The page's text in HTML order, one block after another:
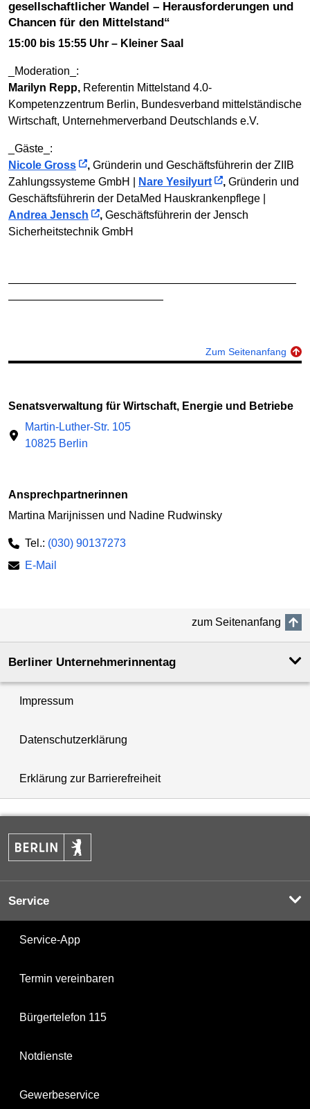
gesellschaftlicher Wandel – Herausforderungen und
Chancen für den Mittelstand“
15:00 bis 15:55 Uhr – Kleiner Saal
_Moderation_:
Marilyn Repp, Referentin Mittelstand 4.0-
Kompetenzzentrum Berlin, Bundesverband mittelständische
Wirtschaft, Unternehmerverband Deutschlands e.V.
_Gäste_:
Nicole Gross
, Gründerin und Geschäftsführerin der ZIIB
Zahlungssysteme GmbH |
Nare Yesilyurt , Gründerin und
Geschäftsführerin der DetaMed Hauskrankenpflege |
Andrea Jensch
, Geschäftsführerin der Jensch
Sicherheitstechnik GmbH
——————————————————————————
——————————————
Zum Seitenanfang
Senatsverwaltung für Wirtschaft, Energie und Betriebe
Martin-Luther-Str. 105
10825 Berlin
Ansprechpartnerinnen
Martina Marijnissen und Nadine Rudwinsky
Tel.: (030) 90137273
E-Mail
zum Seitenanfang
Berliner Unternehmerinnentag
Impressum
Datenschutzerklärung
Erklärung zur Barrierefreiheit
Service
Service-App
Termin vereinbaren
Bürgertelefon 115
Notdienste
Gewerbeservice